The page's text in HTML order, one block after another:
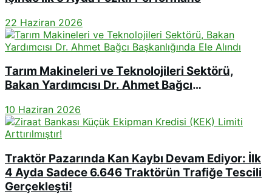
22 Haziran 2026
Tarım Makineleri ve Teknolojileri Sektörü,
Bakan Yardımcısı Dr. Ahmet Bağcı
10 Haziran 2026
Traktör Pazarında Kan Kaybı Devam Ediyor: İlk
4 Ayda Sadece 6.646 Traktörün Trafiğe Tescili
Gerçekleşti!